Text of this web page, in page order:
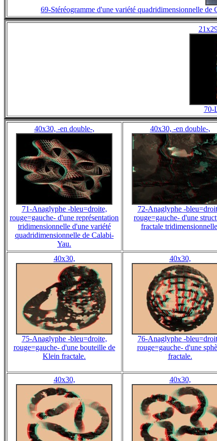
69-Stéréogramme d'une variété quadridimensionnelle
70-
40x30, -en double-,
71-Anaglyphe -bleu=droite,
rouge=gauche- d'une représentation
tridimensionnelle d'une variété
quadridimensionnelle de Calabi-
Yau.
40x30, -en double-,
72-Anaglyphe -
rouge=gauche- d'une
fractale
40x30,
75-Anaglyphe -bleu=droite,
rouge=gauche- d'une bouteille de
Klein fractale.
40x30,
76-Anaglyphe -
rouge=gauche- d'une
fractale.
40x30, 40x30,